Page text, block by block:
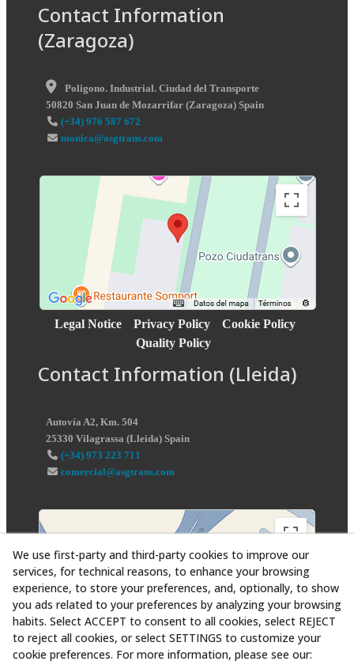
Contact Information
(Zaragoza)
Poligono. Industrial. Ciudad del Transporte
50820 San Juan de Mozarrifar (Zaragoza) Spain
(+34) 976 587 672
monica@asgtrans.com
Legal Notice Privacy Policy
Cookie Policy
Quality Policy
Contact Information (Lleida)
Autovía A2, Km. 504
25330 Vilagrassa (Lleida) Spain
(+34) 973 223 711
comercial@asgtrans.com
We use first-party and third-party cookies to improve our
services, for technical reasons, to enhance your browsing
experience, to store your preferences, and, optionally, to show
you ads related to your preferences by analyzing your browsing
habits. Select ACCEPT to consent to all cookies, select REJECT
to reject all cookies, or select SETTINGS to customize your
cookie preferences. For more information, please see our: